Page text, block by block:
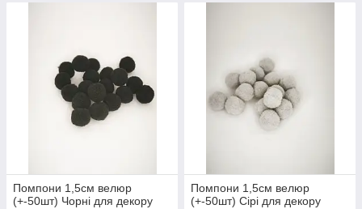
Помпони 1,5см велюр
(+-50шт) Чорні для декору
Помпони 1,5см велюр
(+-50шт) Сірі для декору